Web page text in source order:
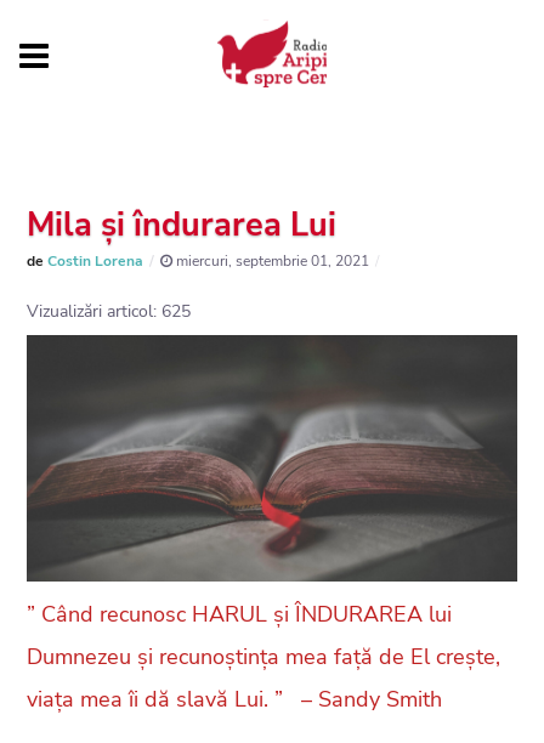
Mila și îndurarea Lui
de Costin Lorena miercuri, septembrie 01, 2021
Vizualizări articol: 625
” Când recunosc HARUL și ÎNDURAREA lui
Dumnezeu și recunoștința mea față de El crește,
viața mea îi dă slavă Lui. ” – Sandy Smith